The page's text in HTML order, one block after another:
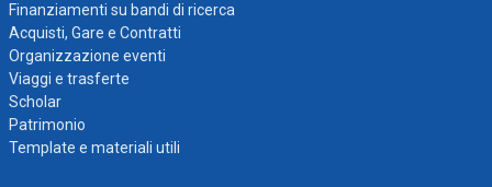
Finanziamenti su bandi di ricerca
Acquisti, Gare e Contratti
Organizzazione eventi
Viaggi e trasferte
Scholar
Patrimonio
Template e materiali utili